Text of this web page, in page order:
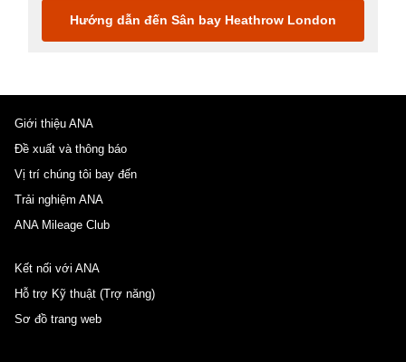
Hướng dẫn đến Sân bay Heathrow London
Giới thiệu ANA
Đề xuất và thông báo
Vị trí chúng tôi bay đến
Trải nghiệm ANA
ANA Mileage Club
Kết nối với ANA
Hỗ trợ Kỹ thuật (Trợ năng)
Sơ đồ trang web